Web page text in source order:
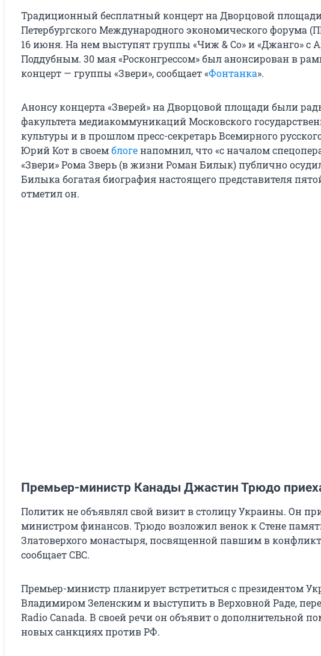
Традиционный бесплатный концерт на Дворцовой
Петербургского Международного экономического форума
16 июня. На нем выступят группы «Чиж & Co» и «Джанго» с
Поддубным. 30 мая «Росконгрессом» был анонсирован в
концерт — группы «Звери», сообщает «Фонтанка».
Анонсу концерта «Зверей» на Дворцовой площади были
факультета медиакоммуникаций Московского
культуры и в прошлом пресс-секретарь Всемирного
Юрий Кот в своемблогенапомнил, что «с началом
«Звери» Рома Зверь (в жизни Роман Билык) публично осудил
Билыка богатая биография настоящего представителя
отметил он.
Премьер-министр Канады Джастин Трюдо
Политик не объявлял свой визит в столицу Украины. Он
министром финансов. Трюдо возложил венок к Стене
Златоверхого монастыря, посвященной павшим в
сообщает CBC.
Премьер-министр планирует встретиться с президентом
Владимиром Зеленским и выступить в Верховной Раде,
Radio Canada. В своей речи он объявит о дополнительной
новых санкциях против РФ.